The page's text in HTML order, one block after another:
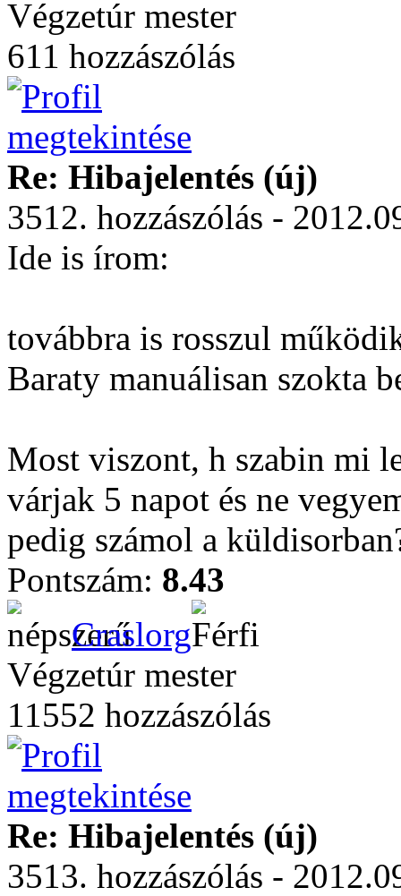
Végzetúr mester
611 hozzászólás
Re: Hibajelentés (új)
3512. hozzászólás -
Ide is írom:
továbbra is rosszul
Baraty manuálisan szokta
Most viszont, h szabin mi
várjak 5 napot és ne
pedig számol a
Pontszám: 8.43
Craslorg
Végzetúr mester
11552 hozzászólás
Re: Hibajelentés (új)
3513. hozzászólás -